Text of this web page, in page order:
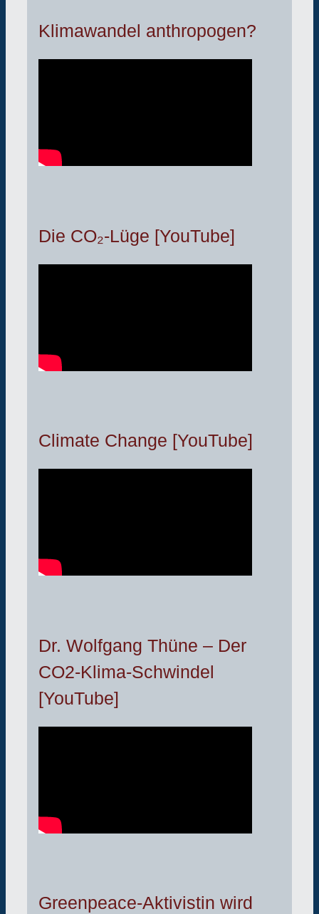
Klimawandel anthropogen?
Die CO₂-Lüge [YouTube]
Climate Change [YouTube]
Dr. Wolfgang Thüne – Der
CO2-Klima-Schwindel
[YouTube]
Greenpeace-Aktivistin wird